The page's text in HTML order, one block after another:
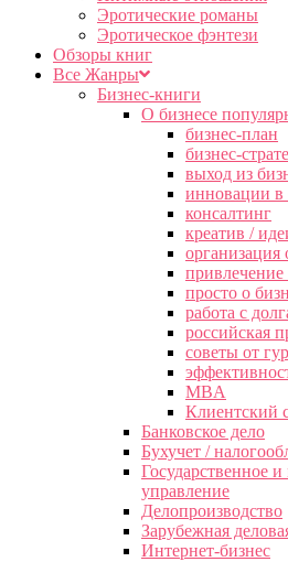
Эротические романы
Эротическое фэнтези
Обзоры книг
Все Жанры
Бизнес-книги
О бизнесе
бизнес-план
бизнес-
выход из
инновации в
консалтинг
креатив /
организация
просто о
работа с
российская
советы от
MBA
Клиентский
Банковское дело
Бухучет /
Государственное
управление
Делопроизводство
Зарубежная
Интернет-бизнес